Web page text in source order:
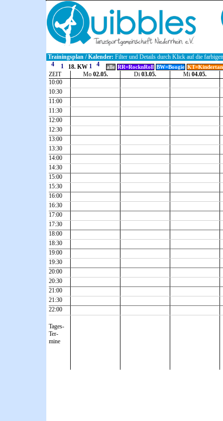
Trainingsplan / Kalender: Filter und Details durch Klick auf die
18. KW
alle RR=RocknRoll BW=Boogie
ZEIT Mo 02.05. Di 03.05. Mi 04.05.
10:00
10:30
11:00
11:30
12:00
12:30
13:00
13:30
14:00
14:30
15:00
15:30
16:00
16:30
17:00
17:30
18:00
18:30
19:00
19:30
20:00
20:30
21:00
21:30
22:00
Tages-
Ter-
mine